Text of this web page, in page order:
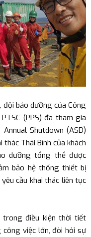
bảo dưỡng của Công
(PPS) đã tham gia
Shutdown (ASD)
Thái Bình của khách
dưỡng tổng thể được
bảo hệ thống thiết bị
cầu khai thác liên tục
trong điều kiện thời tiết
việc lớn, đòi hỏi sự